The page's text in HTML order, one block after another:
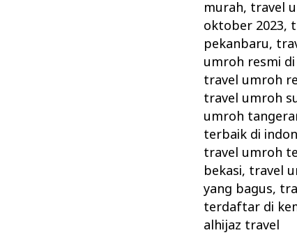
murah, travel
oktober 2023,
pekanbaru,
umroh resmi di
travel umroh
travel umroh
umroh
terbaik di
travel umroh
bekasi, travel
yang bagus,
terdaftar di
alhijaz travel